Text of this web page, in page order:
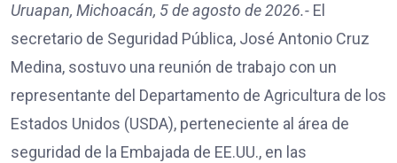
Uruapan, Michoacán, 5 de agosto de 2026.- El
secretario de Seguridad Pública, José Antonio Cruz
Medina, sostuvo una reunión de trabajo con un
representante del Departamento de Agricultura de los
Estados Unidos (USDA), perteneciente al área de
seguridad de la Embajada de EE.UU., en las